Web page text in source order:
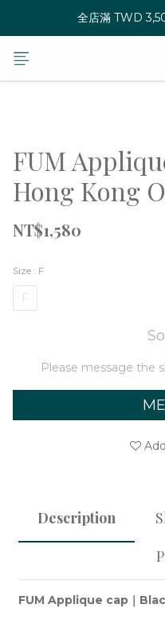
全店滿 TWD
FUM
Hong Kong
NT$1,580
Size : F
F
Please message the
Description
FUM Applique cap｜